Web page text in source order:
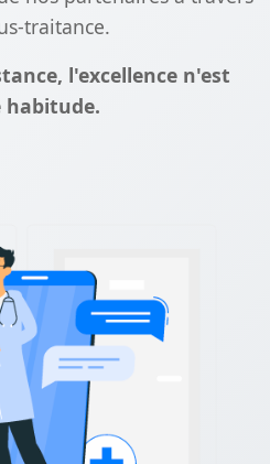
traitance.
l'excellence n'est
habitude.